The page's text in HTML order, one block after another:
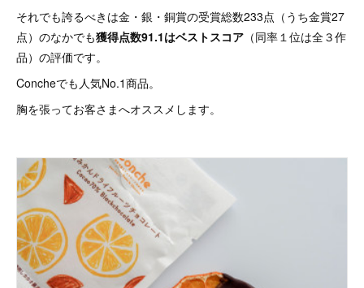
それでも誇るべきは金・銀・銅賞の受賞総数233点（うち金賞27
点）のなかでも獲得点数91.1はベストスコア （同率１位は全３作
品）の評価です。
Concheでも人気No.1商品。
胸を張ってお客さまへオススメします。